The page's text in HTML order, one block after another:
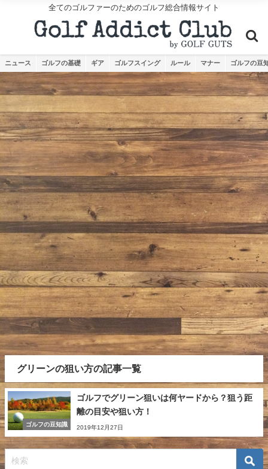
全てのゴルファーのためのゴルフ総合情報サイト
ニュース ゴルフの基礎 ギア ゴルフスイング ルール マナー ゴルフの豆
グリーンの狙い方の記事一覧
ゴルフの豆知識
ゴルフでグリーン狙いは何ヤードから？狙う距
離の目安や狙い方！
2019年12月27日